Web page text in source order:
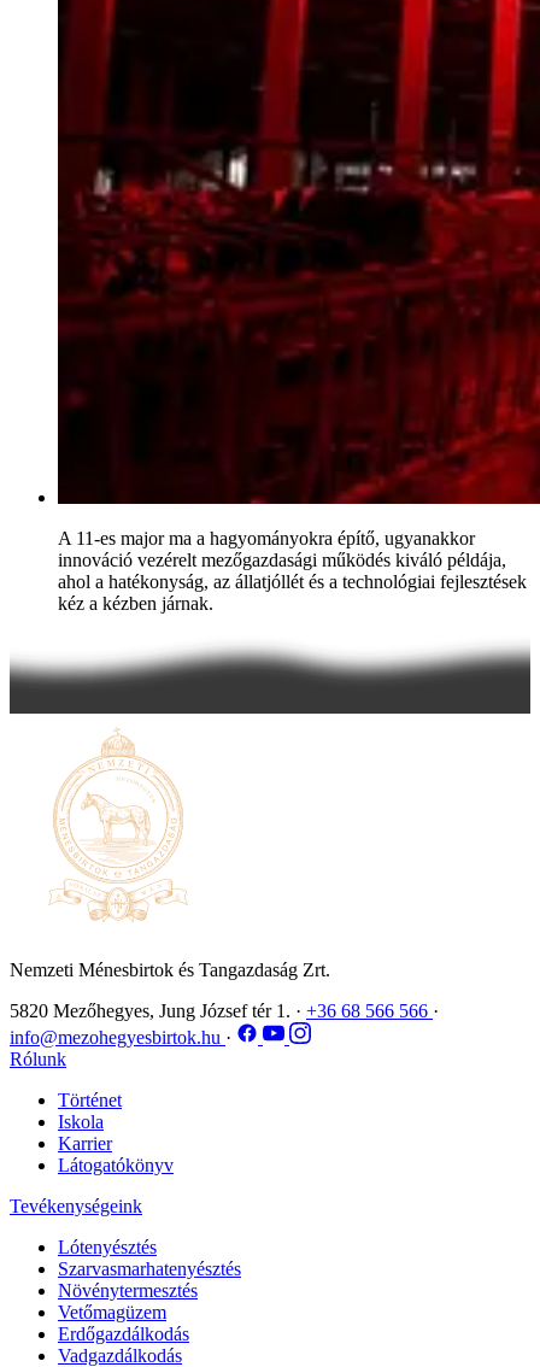
A 11-es major ma a hagyományokra építő, ugyanakkor
innováció vezérelt mezőgazdasági működés kiváló példája,
ahol a hatékonyság, az állatjóllét és a technológiai fejlesztések
kéz a kézben járnak.
Nemzeti Ménesbirtok és Tangazdaság Zrt.
5820 Mezőhegyes, Jung József tér 1. · +36 68 566 566 ·
info@mezohegyesbirtok.hu ·
Rólunk
Történet
Iskola
Karrier
Látogatókönyv
Tevékenységeink
Lótenyésztés
Szarvasmarhatenyésztés
Növénytermesztés
Vetőmagüzem
Erdőgazdálkodás
Vadgazdálkodás